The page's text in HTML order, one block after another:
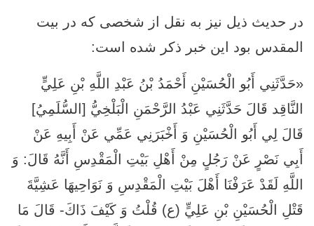
در حدیث ذیل نیز به نقل از شخصی که در بیت
المقدس بود این خبر ذکر شده است:
«حَدَّثَنِي أَبُو الْحُسَيْنِ أَحْمَدُ بْنُ عَبْدِ اللَّهِ بْنِ عَلِيٍّ
النَّاقِد قَالَ حَدَّثَنِي عَبْدُ الرَّحْمَنِ الْبَلْخِيُّ [السُّلَمِيُ‏]
قَالَ لِي أَبُو الْحُسَيْنِ وَ أَخْبَرَنِي عَمِّي عَنْ أَبِيهِ عَنْ
أَبِي نَصْرٍ عَنْ رَجُلٍ مِنْ أَهْلِ بَيْتِ الْمَقْدِسِ أَنَّهُ قَالَ: وَ
اللَّهِ لَقَدْ عَرَفْنَا أَهْلَ بَيْتِ الْمَقْدِسِ وَ نَوَاحِيهَا عَشِيَّةَ
قَتْلِ الْحُسَيْنِ بْنِ عَلِيٍّ (ع) قُلْتُ وَ كَيْفَ ذَاكَ- قَالَ مَا